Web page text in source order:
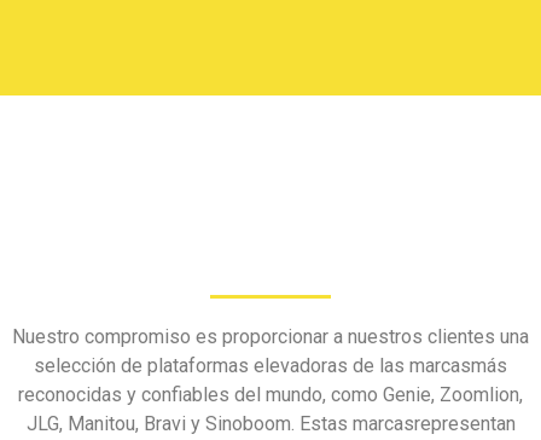
Nuestro compromiso es proporcionar a nuestros clientes una
selección de plataformas elevadoras de las marcasmás
reconocidas y confiables del mundo, como Genie, Zoomlion,
JLG, Manitou, Bravi y Sinoboom. Estas marcasrepresentan